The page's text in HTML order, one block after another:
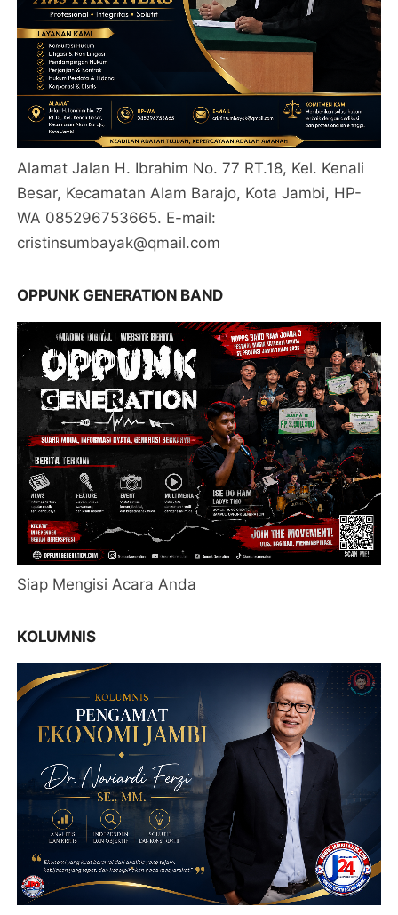
Alamat Jalan H. Ibrahim No. 77 RT.18, Kel. Kenali
Besar, Kecamatan Alam Barajo, Kota Jambi, HP-
WA 085296753665. E-mail:
cristinsumbayak@qmail.com
OPPUNK GENERATION BAND
Siap Mengisi Acara Anda
KOLUMNIS